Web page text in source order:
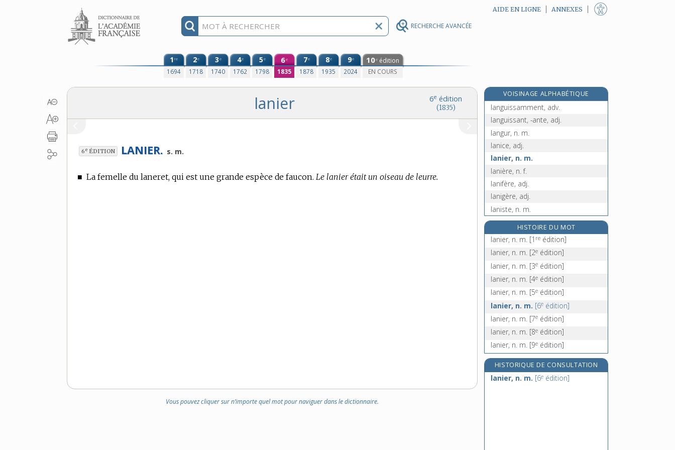
RECHERCHE AVANCÉE
Aller au contenu AIDE EN LIGNE ANNEXES
1re
1694
2e
1718
3e
1740
4e
1762
5e
1798
6e
1835
7e
1878
8e
1935
9e
2024
10e édition
EN COURS
6e édition
(1835)
lanier
6e ÉDITION LANIER. s. m.
■ La femelle du laneret, qui est une grande espèce de faucon. Le lanier était un oiseau de leurre.
Vous pouvez cliquer sur n’importe quel mot pour naviguer dans le dictionnaire.
VOISINAGE ALPHABÉTIQUE
languir, v. intr. et pron.
languissamment, adv.
languissant, -ante, adj.
langur, n. m.
lanice, adj.
lanier, n. m.
lanière, n. f.
lanifère, adj.
lanigère, adj.
laniste, n. m.
lanlaire, interj.
lanoline, n. f.
lantanide, n. m.
HISTOIRE DU MOT
lanier, n. m. [1 re édition]
lanier, n. m. [2e édition]
lanier, n. m. [3e édition]
lanier, n. m. [4e édition]
lanier, n. m. [5e édition]
lanier, n. m. [6e édition]
lanier, n. m. [7e édition]
lanier, n. m. [8e édition]
lanier, n. m. [9e édition]
HISTORIQUE DE CONSULTATION
lanier, n. m. [6e édition]